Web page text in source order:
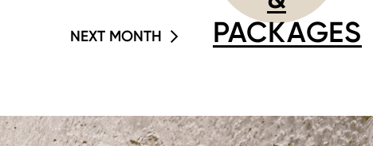
PACKAGES
NEXT MONTH